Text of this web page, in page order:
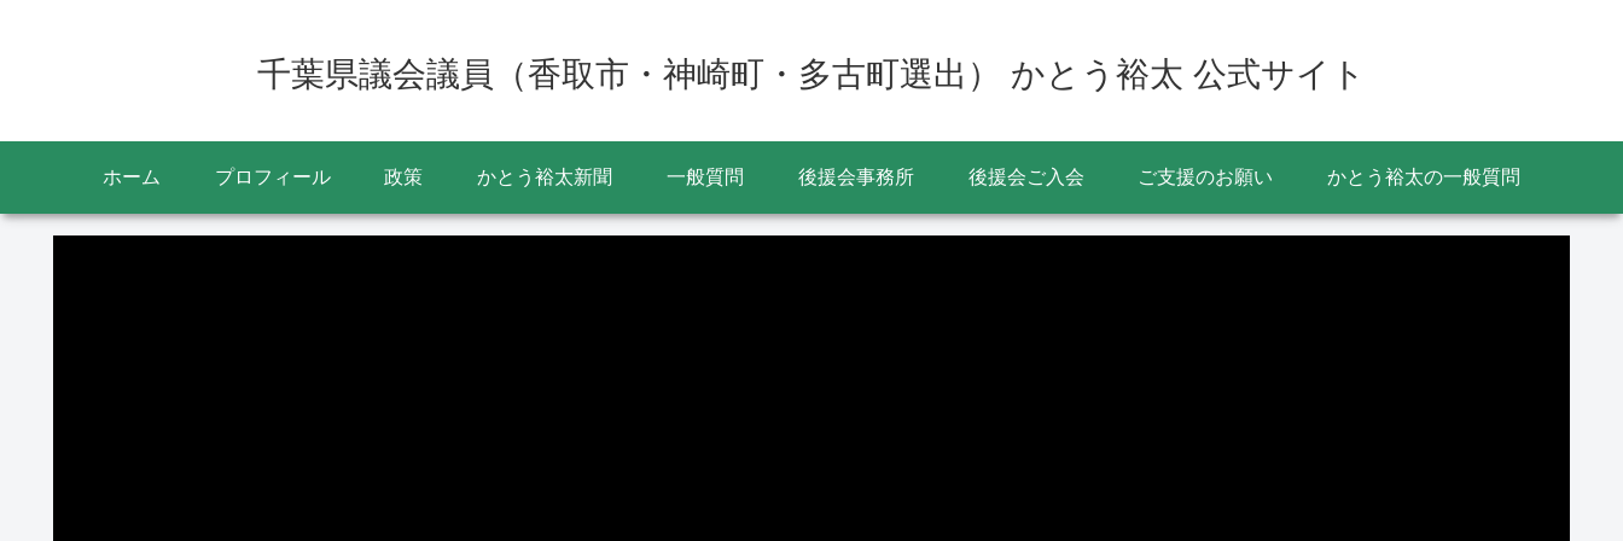
千葉県議会議員（香取市・神崎町・多古町選出） かとう裕太 公式サイト
ホーム プロフィール 政策 かとう裕太新聞 一般質問 後援会事務所 後援会ご入会 ご支援のお願い かとう裕太の一般質問